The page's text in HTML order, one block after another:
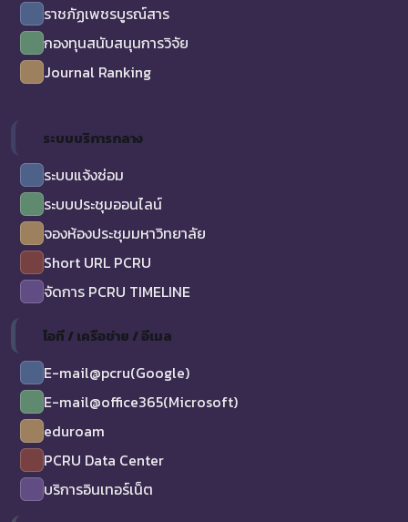
ราชภัฏเพชรบูรณ์สาร
กองทุนสนับสนุนการวิจัย
Journal Ranking
ระบบบริการกลาง
ระบบแจ้งซ่อม
ระบบประชุมออนไลน์
จองห้องประชุมมหาวิทยาลัย
Short URL PCRU
จัดการ PCRU TIMELINE
ไอที / เครือข่าย / อีเมล
E-mail@pcru(Google)
E-mail@office365(Microsoft)
eduroam
PCRU Data Center
บริการอินเทอร์เน็ต